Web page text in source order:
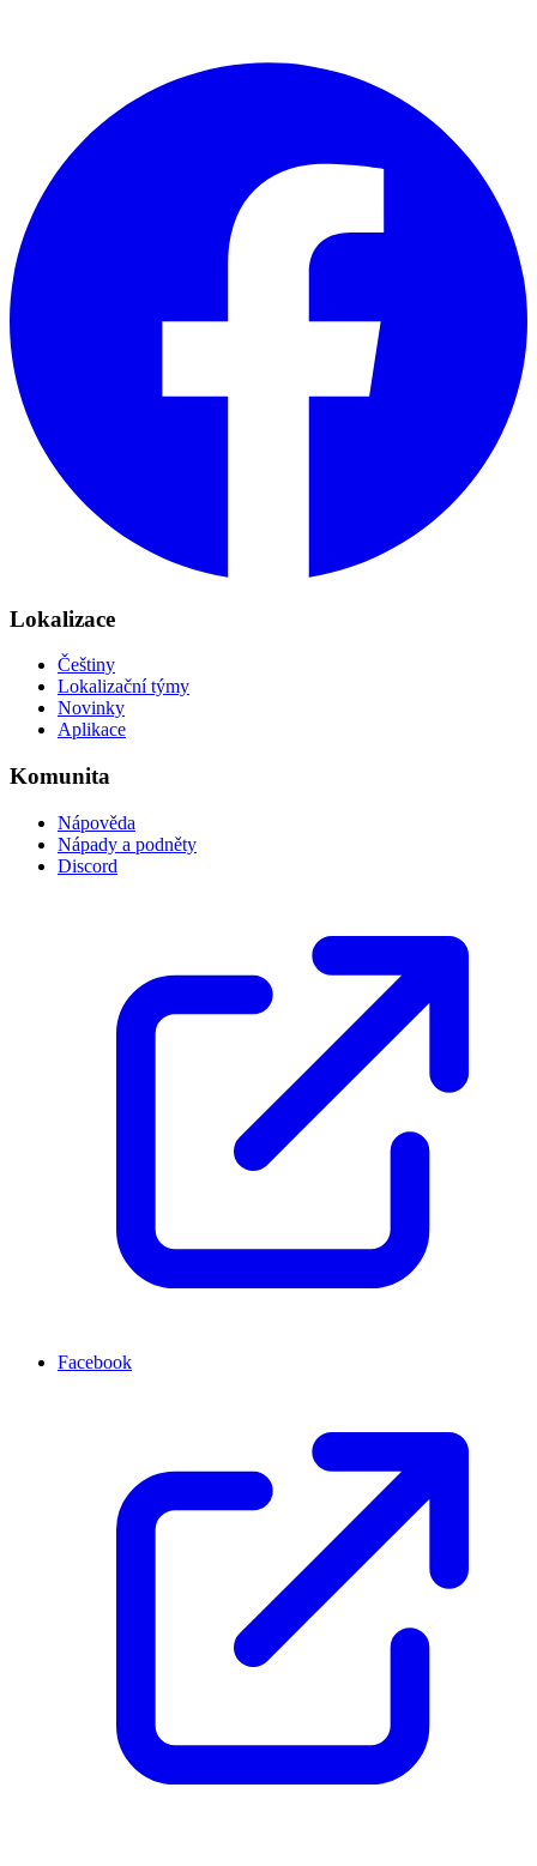
Lokalizace
Češtiny
Lokalizační týmy
Novinky
Aplikace
Komunita
Nápověda
Nápady a podněty
Discord
Facebook